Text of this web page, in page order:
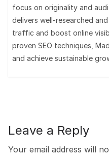
focus on originality and
delivers well-researched
traffic and boost online
proven SEO techniques,
and achieve sustainable
Leave a Reply
Your email address will